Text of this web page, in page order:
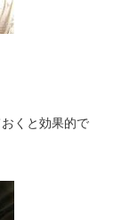
くと効果的で